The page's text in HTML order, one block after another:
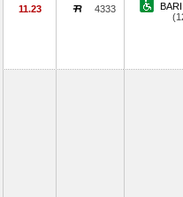
11.23 4333